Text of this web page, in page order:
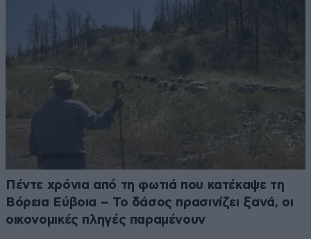
Πέντε χρόνια από τη φωτιά που κατέκαψε τη
Βόρεια Εύβοια – Το δάσος πρασινίζει ξανά, οι
οικονομικές πληγές παραμένουν